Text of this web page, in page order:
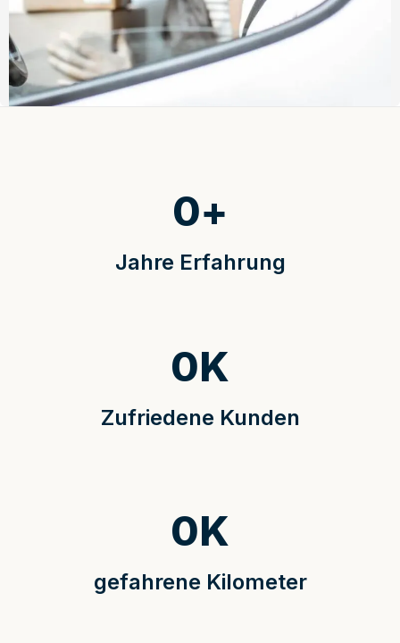
Jahre Erfahrung
0+
Zufriedene Kunden
0K
gefahrene Kilometer
0K